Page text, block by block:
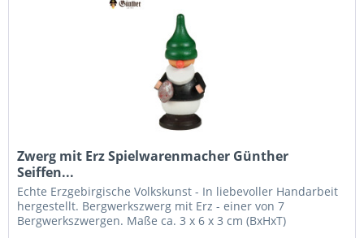
Zwerg mit Erz Spielwarenmacher Günther
Seiffen...
Echte Erzgebirgische Volkskunst - In liebevoller Handarbeit
hergestellt. Bergwerkszwerg mit Erz - einer von 7
Bergwerkszwergen. Maße ca. 3 x 6 x 3 cm (BxHxT)